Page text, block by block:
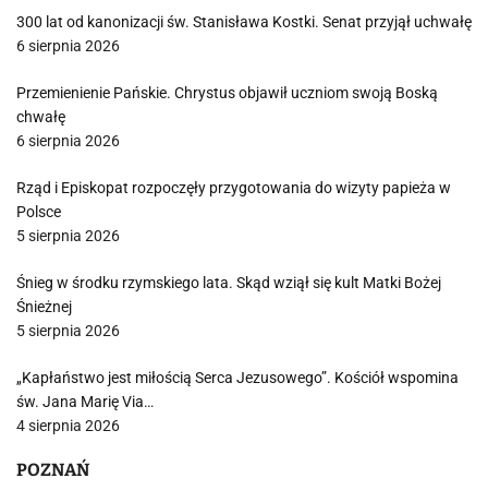
300 lat od kanonizacji św. Stanisława Kostki. Senat przyjął uchwałę
6 sierpnia 2026
Przemienienie Pańskie. Chrystus objawił uczniom swoją Boską
chwałę
6 sierpnia 2026
Rząd i Episkopat rozpoczęły przygotowania do wizyty papieża w
Polsce
5 sierpnia 2026
Śnieg w środku rzymskiego lata. Skąd wziął się kult Matki Bożej
Śnieżnej
5 sierpnia 2026
„Kapłaństwo jest miłością Serca Jezusowego”. Kościół wspomina
św. Jana Marię Via…
4 sierpnia 2026
POZNAŃ